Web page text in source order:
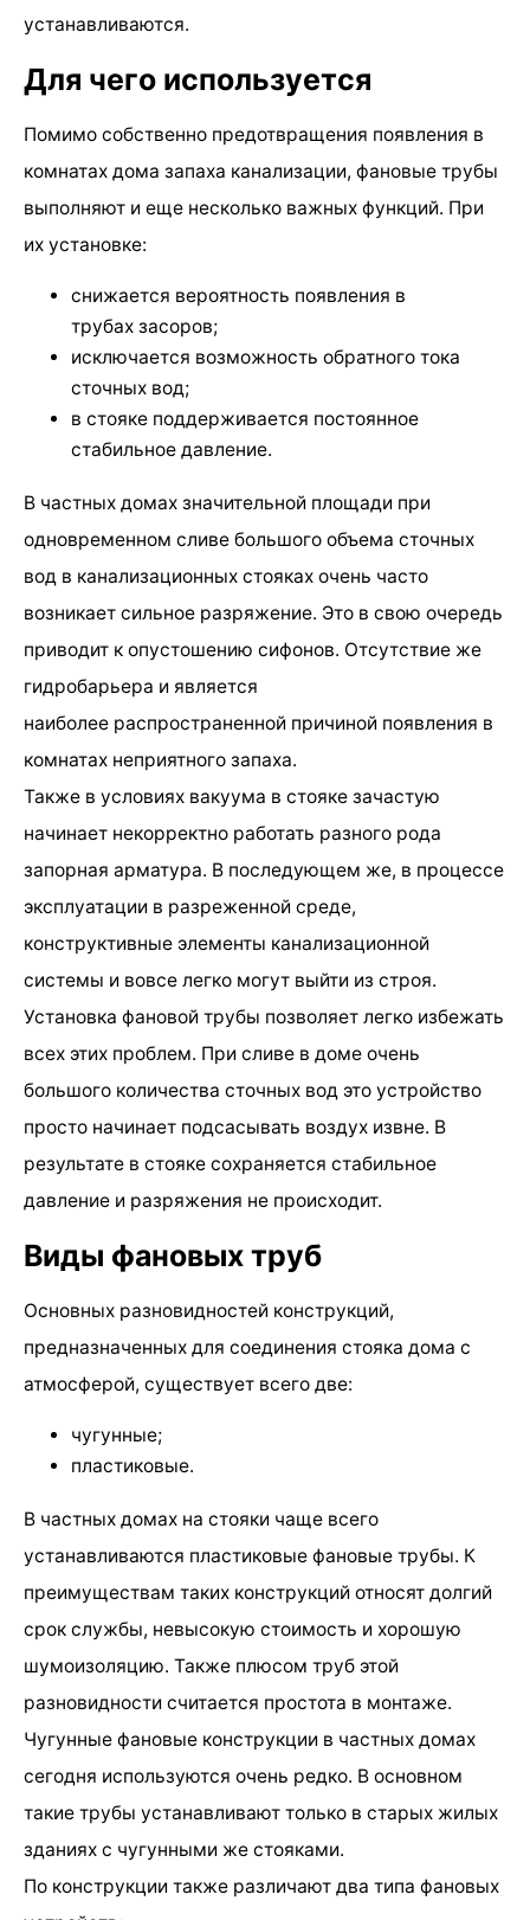
устанавливаются.
Для чего используется
Помимо собственно предотвращения появления в
комнатах дома запаха канализации, фановые трубы
выполняют и еще несколько важных функций. При
их установке:
снижается вероятность появления в
трубах засоров;
исключается возможность обратного тока
сточных вод;
в стояке поддерживается постоянное
стабильное давление.
В частных домах значительной площади при
одновременном сливе большого объема сточных
вод в канализационных стояках очень часто
возникает сильное разряжение. Это в свою очередь
приводит к опустошению сифонов. Отсутствие же
гидробарьера и является
наиболее распространенной причиной появления в
комнатах неприятного запаха.
Также в условиях вакуума в стояке зачастую
начинает некорректно работать разного рода
запорная арматура. В последующем же, в процессе
эксплуатации в разреженной среде,
конструктивные элементы канализационной
системы и вовсе легко могут выйти из строя.
Установка фановой трубы позволяет легко избежать
всех этих проблем. При сливе в доме очень
большого количества сточных вод это устройство
просто начинает подсасывать воздух извне. В
результате в стояке сохраняется стабильное
давление и разряжения не происходит.
Виды фановых труб
Основных разновидностей конструкций,
предназначенных для соединения стояка дома с
атмосферой, существует всего две:
чугунные;
пластиковые.
В частных домах на стояки чаще всего
устанавливаются пластиковые фановые трубы. К
преимуществам таких конструкций относят долгий
срок службы, невысокую стоимость и хорошую
шумоизоляцию. Также плюсом труб этой
разновидности считается простота в монтаже.
Чугунные фановые конструкции в частных домах
сегодня используются очень редко. В основном
такие трубы устанавливают только в старых жилых
зданиях с чугунными же стояками.
По конструкции также различают два типа фановых